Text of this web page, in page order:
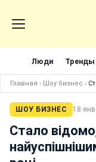
Люди Тренды
Главная › Шоу бизнес ›
ШОУ БИЗНЕС 18
Стало